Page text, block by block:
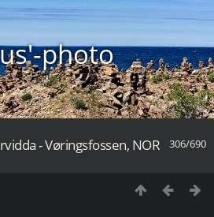
photo
306/690
- Vøringsfossen, NOR